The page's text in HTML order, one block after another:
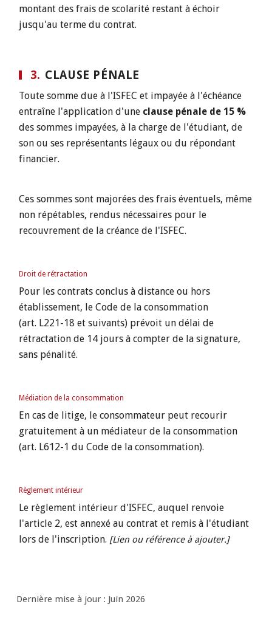
montant des frais de scolarité restant à échoir
jusqu'au terme du contrat.
3. CLAUSE PÉNALE
Toute somme due à l'ISFEC et impayée à l'échéance
entraîne l'application d'une clause pénale de 15 %
des sommes impayées, à la charge de l'étudiant, de
son ou ses représentants légaux ou du répondant
financier.
Ces sommes sont majorées des frais éventuels, même
non répétables, rendus nécessaires pour le
recouvrement de la créance de l'ISFEC.
Droit de rétractation
Pour les contrats conclus à distance ou hors
établissement, le Code de la consommation
(art. L221-18 et suivants) prévoit un délai de
rétractation de 14 jours à compter de la signature,
sans pénalité.
Médiation de la consommation
En cas de litige, le consommateur peut recourir
gratuitement à un médiateur de la consommation
(art. L612-1 du Code de la consommation).
Règlement intérieur
Le règlement intérieur d'ISFEC, auquel renvoie
l'article 2, est annexé au contrat et remis à l'étudiant
lors de l'inscription. [Lien ou référence à ajouter.]
Dernière mise à jour : Juin 2026